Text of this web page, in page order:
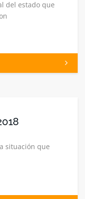
del estado que
situación que